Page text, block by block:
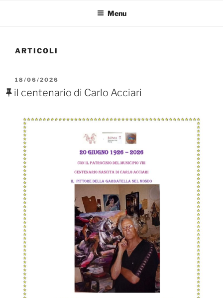
Menu
ARTICOLI
PUBBLICATO
IL
18/06/2026
il centenario di Carlo Acciari